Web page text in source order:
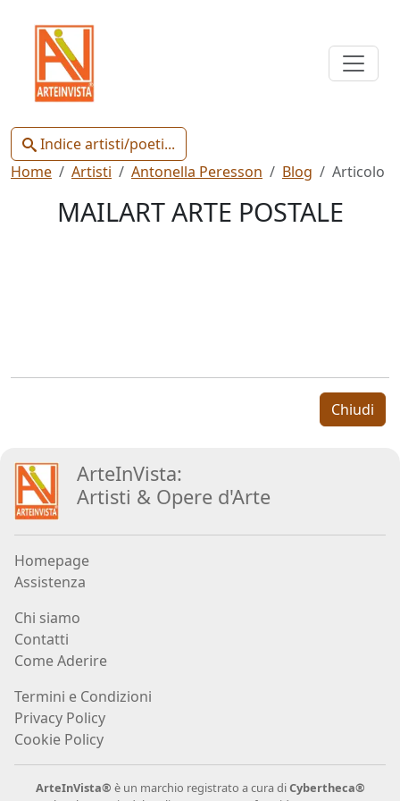
Indice artisti/poeti...
Indice
Artisti
Poeti
AJ
ROI
Andrés
Avré
Home Artisti Antonella Peresson Blog Articolo
MAILART ARTE POSTALE
Chiudi
ArteInVista:
Artisti & Opere d'Arte
Homepage
Assistenza
Chi siamo
Contatti
Come Aderire
Termini e Condizioni
Privacy Policy
Cookie Policy
ArteInVista® è un marchio registrato a cura diCybertheca®